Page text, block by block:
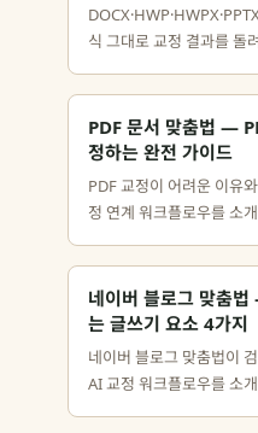
식 그대로 교정 결과를 돌
PDF 문서 맞춤법 —
정하는 완전 가이드
PDF 교정이 어려운 이유
정 연계 워크플로우를 소
네이버 블로그 맞춤
는 글쓰기 요소 4가지
네이버 블로그 맞춤법이
AI 교정 워크플로우를 소